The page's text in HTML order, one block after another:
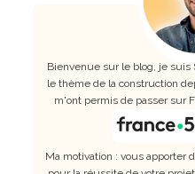
Bienvenue sur le blog, je suis
le thème de la construction
m'ont permis de passer sur
Ma motivation : vous apporter